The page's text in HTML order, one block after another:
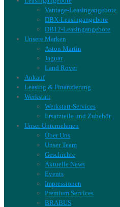
Vantage-Leasingangebote
DBX-Leasingangebote
DB12-Leasingangebote
Unsere Marken
Aston Martin
Jaguar
Land Rover
Ankauf
Leasing & Finanzierung
Werkstatt
Werkstatt-Services
Ersatzteile und Zubehör
Unser Unternehmen
Über Uns
Unser Team
Geschichte
Aktuelle News
Events
Impressionen
Premium Services
BRABUS